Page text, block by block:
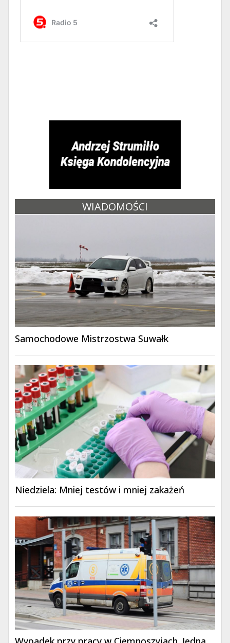
WIADOMOŚCI
Samochodowe Mistrzostwa Suwałk
Niedziela: Mniej testów i mniej zakażeń